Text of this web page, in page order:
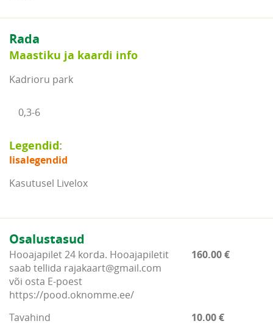
Rada
Maastiku ja kaardi info
Kadrioru park
0,3-6
Legendid:
lisalegendid
Kasutusel Livelox
Osalustasud
Hooajapilet 24 korda. Hooajapiletit
saab tellida rajakaart@gmail.com
või osta E-poest
https://pood.oknomme.ee/
160.00 €
Tavahind
10.00 €